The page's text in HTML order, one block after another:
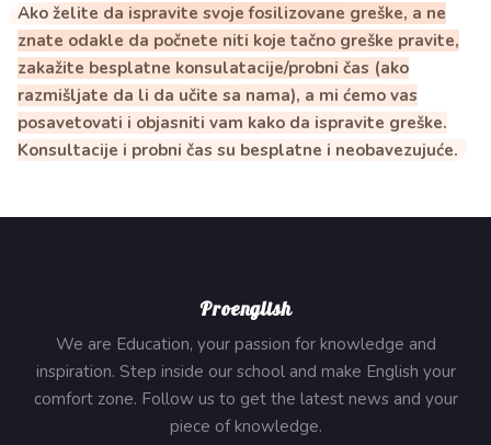
Ako želite da ispravite svoje fosilizovane greške, a ne
znate odakle da počnete niti koje tačno greške pravite,
zakažite besplatne konsulatacije/probni čas (ako
razmišljate da li da učite sa nama), a mi ćemo vas
posavetovati i objasniti vam kako da ispravite greške.
Konsultacije i probni čas su besplatne i neobavezujuće.
Proenglish
We are Education, your passion for knowledge and
inspiration. Step inside our school and make English your
comfort zone. Follow us to get the latest news and your
piece of knowledge.